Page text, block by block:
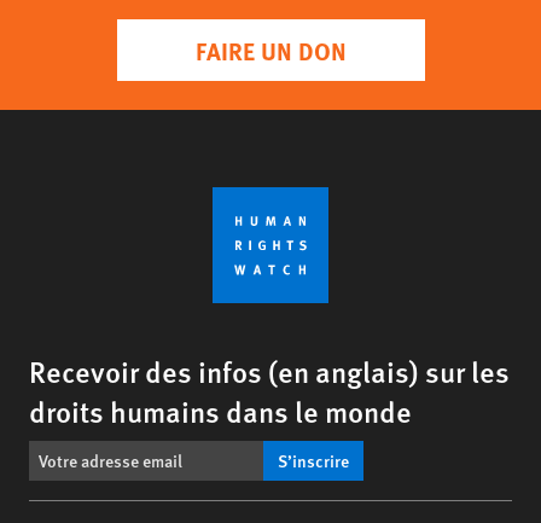
FAIRE UN DON
Recevoir des infos (en anglais) sur les
droits humains dans le monde
S’inscrire